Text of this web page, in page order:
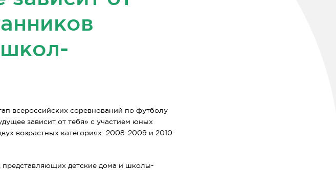
всероссийских соревнований по футболу
зависит от тебя» с участием юных
возрастных категориях: 2008-2009 и 2010-
представляющих детские дома и школы-